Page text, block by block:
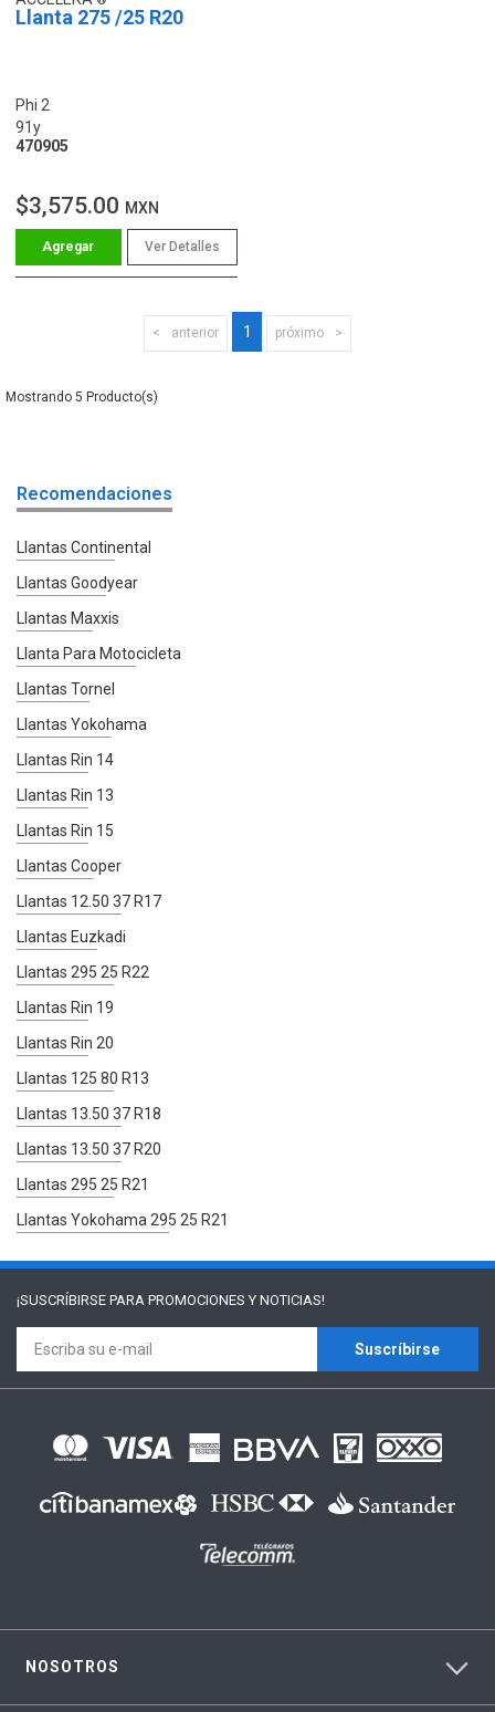
Llanta 275 /25 R20
Phi 2
91y
470905
$3,575.00 MXN
Ver Detalles
anterior 1 próximo
5
Recomendaciones
Llantas Continental
Llantas Goodyear
Llantas Maxxis
Llanta Para Motocicleta
Llantas Tornel
Llantas Yokohama
Llantas Rin 14
Llantas Rin 13
Llantas Rin 15
Llantas Cooper
Llantas 12.50 37 R17
Llantas Euzkadi
Llantas 295 25 R22
Llantas Rin 19
Llantas Rin 20
Llantas 125 80 R13
Llantas 13.50 37 R18
Llantas 13.50 37 R20
Llantas 295 25 R21
Llantas Yokohama 295 25 R21
¡SUSCRÍBIRSE PARA PROMOCIONES Y NOTICIAS!
Suscríbirse
NOSOTROS